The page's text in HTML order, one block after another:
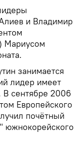
и Владимир
Мариусом
занимается
лидер имеет
В сентябре 2006
Европейского
почётный
южнокорейского